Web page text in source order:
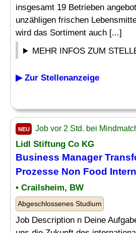
insgesamt 19 Betrieben
unzähligen frischen
wird das Sortiment auch [...]
MEHR INFOS ZUM
▶ Zur Stellenanzeige
NEU Job vor 2 Std. bei
Lidl Stiftung Co KG
Business Manager
Prozesse Non Food
• Crailsheim, BW
Abgeschlossenes Studium
Job Description n Deine